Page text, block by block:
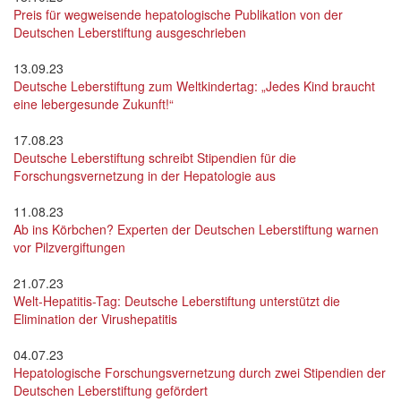
Preis für wegweisende hepatologische Publikation von der
Deutschen Leberstiftung ausgeschrieben
13.09.23
Deutsche Leberstiftung zum Weltkindertag: „Jedes Kind braucht
eine lebergesunde Zukunft!“
17.08.23
Deutsche Leberstiftung schreibt Stipendien für die
Forschungsvernetzung in der Hepatologie aus
11.08.23
Ab ins Körbchen? Experten der Deutschen Leberstiftung warnen
vor Pilzvergiftungen
21.07.23
Welt-Hepatitis-Tag: Deutsche Leberstiftung unterstützt die
Elimination der Virushepatitis
04.07.23
Hepatologische Forschungsvernetzung durch zwei Stipendien der
Deutschen Leberstiftung gefördert